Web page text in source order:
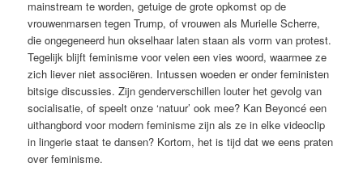
mainstream te worden, getuige de grote opkomst op de
vrouwenmarsen tegen Trump, of vrouwen als Murielle Scherre,
die ongegeneerd hun okselhaar laten staan als vorm van protest.
Tegelijk blijft feminisme voor velen een vies woord, waarmee ze
zich liever niet associëren. Intussen woeden er onder feministen
bitsige discussies. Zijn genderverschillen louter het gevolg van
socialisatie, of speelt onze ‘natuur’ ook mee? Kan Beyoncé een
uithangbord voor modern feminisme zijn als ze in elke videoclip
in lingerie staat te dansen? Kortom, het is tijd dat we eens praten
over feminisme.